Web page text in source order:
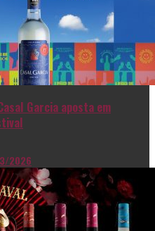
Garcia aposta em
2026